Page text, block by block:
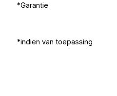
*Garantie
*indien van toepassing